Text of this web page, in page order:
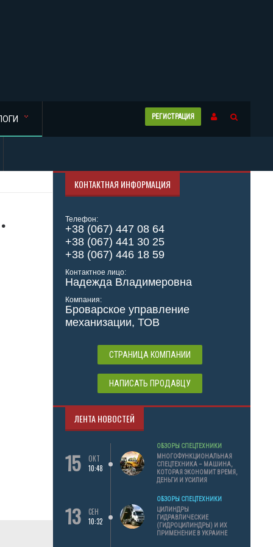
РЕГИСТРАЦИЯ
КОНТАКТНАЯ ИНФОРМАЦИЯ
Телефон:
+38 (067) 447 08 64
+38 (067) 441 30 25
+38 (067) 446 18 59
Контактное лицо:
Надежда Владимеровна
Компания:
Броварское управление
механизации, ТОВ
СТРАНИЦА КОМПАНИИ
НАПИСАТЬ ПРОДАВЦУ
ЛЕНТА НОВОСТЕЙ
15
ОКТ
10:48
ОБЗОРЫ СПЕЦТЕХНИКИ
МНОГОФУНКЦИОНАЛЬНАЯ
СПЕЦТЕХНИКА – МАШИНА,
КОТОРАЯ ЭКОНОМИТ ВРЕМЯ,
ДЕНЬГИ И УСИЛИЯ
13
СЕН
10:32
ОБЗОРЫ СПЕЦТЕХНИКИ
ЦИЛИНДРЫ
ГИДРАВЛИЧЕСКИЕ
(ГИДРОЦИЛИНДРЫ) И ИХ
ПРИМЕНЕНИЕ В УКРАИНЕ